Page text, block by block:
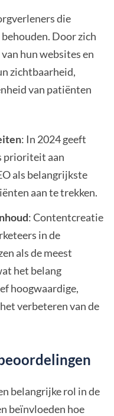
die
Door zich
hun websites en
zichtbaarheid,
van patiënten
: In 2024 geeft
prioriteit aan
als belangrijkste
aan te trekken.
: Contentcreatie
in de
als de meest
het belang
hoogwaardige,
verbeteren van de
belangrijke rol in de
beïnvloeden hoe